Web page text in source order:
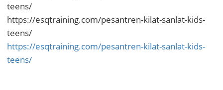
teens/
https://esqtraining.com/pesantren-kilat-sanlat-kids-
teens/
https://esqtraining.com/pesantren-kilat-sanlat-kids-
teens/